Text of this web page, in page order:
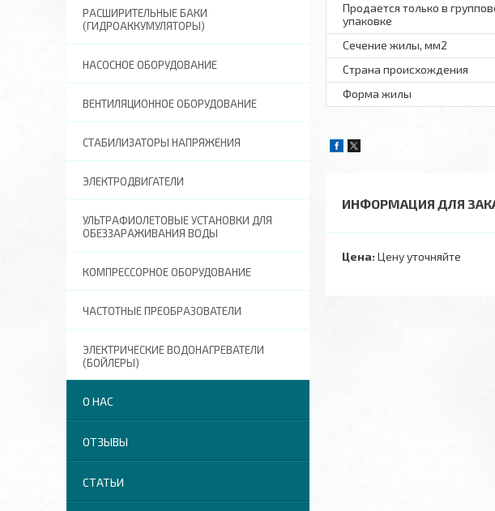
Продается только в
упаковке
Сечение жилы, мм2
Страна происхождения
Форма жилы
ИНФОРМАЦИЯ ДЛЯ
Цена: Цену уточняйте
РАСШИРИТЕЛЬНЫЕ БАКИ
(ГИДРОАККУМУЛЯТОРЫ)
НАСОСНОЕ ОБОРУДОВАНИЕ
ВЕНТИЛЯЦИОННОЕ ОБОРУДОВАНИЕ
СТАБИЛИЗАТОРЫ НАПРЯЖЕНИЯ
ЭЛЕКТРОДВИГАТЕЛИ
УЛЬТРАФИОЛЕТОВЫЕ УСТАНОВКИ ДЛЯ
ОБЕЗЗАРАЖИВАНИЯ ВОДЫ
КОМПРЕССОРНОЕ ОБОРУДОВАНИЕ
ЧАСТОТНЫЕ ПРЕОБРАЗОВАТЕЛИ
ЭЛЕКТРИЧЕСКИЕ ВОДОНАГРЕВАТЕЛИ
(БОЙЛЕРЫ)
О НАС
ОТЗЫВЫ
СТАТЬИ